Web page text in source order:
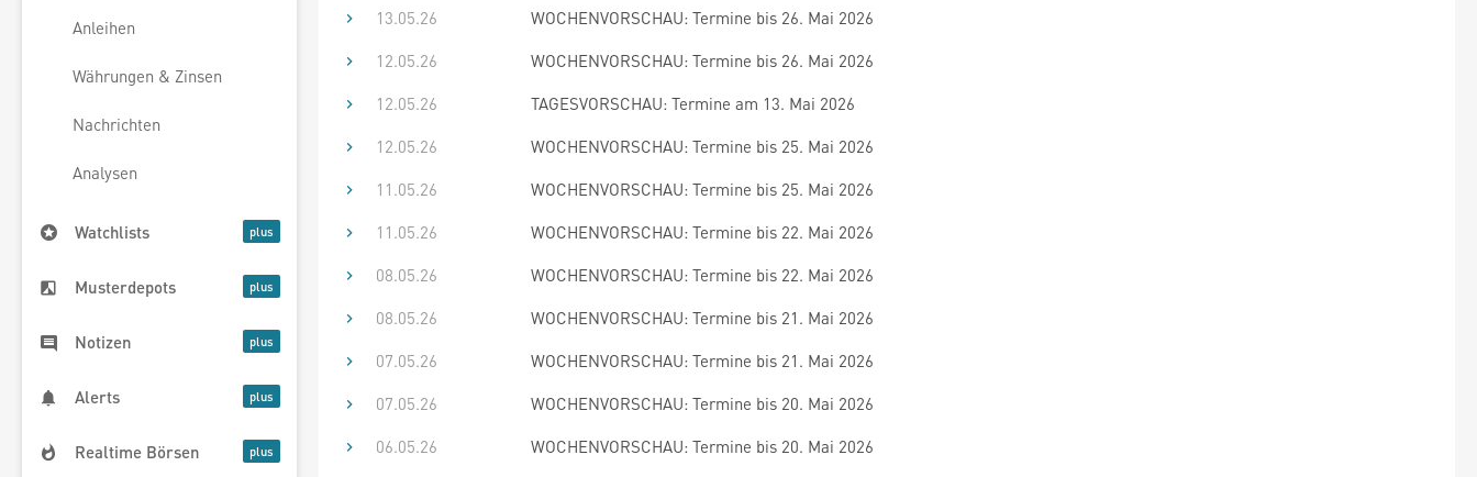
Anleihen
Währungen & Zinsen
Nachrichten
Analysen
Watchlists
Musterdepots
Notizen
Alerts
Realtime Börsen
13.05.26
WOCHENVORSCHAU: Termine bis 26. Mai 2026
12.05.26
WOCHENVORSCHAU: Termine bis 26. Mai 2026
12.05.26
TAGESVORSCHAU: Termine am 13. Mai 2026
12.05.26
WOCHENVORSCHAU: Termine bis 25. Mai 2026
11.05.26
WOCHENVORSCHAU: Termine bis 25. Mai 2026
11.05.26
WOCHENVORSCHAU: Termine bis 22. Mai 2026
08.05.26
WOCHENVORSCHAU: Termine bis 22. Mai 2026
08.05.26
WOCHENVORSCHAU: Termine bis 21. Mai 2026
07.05.26
WOCHENVORSCHAU: Termine bis 21. Mai 2026
07.05.26
WOCHENVORSCHAU: Termine bis 20. Mai 2026
06.05.26
WOCHENVORSCHAU: Termine bis 20. Mai 2026